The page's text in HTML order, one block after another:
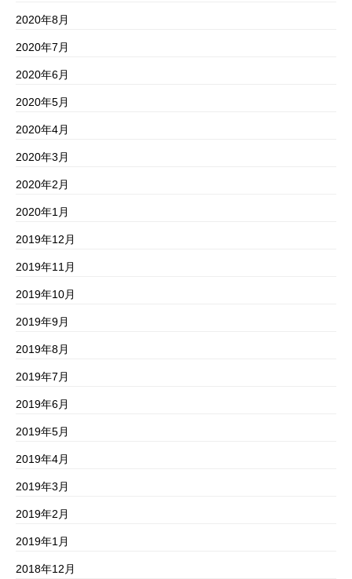
2020年8月
2020年7月
2020年6月
2020年5月
2020年4月
2020年3月
2020年2月
2020年1月
2019年12月
2019年11月
2019年10月
2019年9月
2019年8月
2019年7月
2019年6月
2019年5月
2019年4月
2019年3月
2019年2月
2019年1月
2018年12月